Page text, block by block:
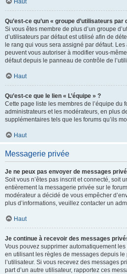
Haut
Qu’est-ce qu’un « groupe d’utilisateurs par
Si vous êtes membre de plus d’un groupe
d’utilisateurs par défaut est utilisé afin de
le rang qui vous sera assigné par défaut.
peuvent vous autoriser à modifier vous-
défaut depuis le panneau de contrôle de
Haut
Qu’est-ce que le lien « L’équipe » ?
Cette page liste les membres de l’équipe du
administrateurs et les modérateurs, en plus
supplémentaires tels que les forums qu’ils
Haut
Messagerie privée
Je ne peux pas envoyer de messages
Soit vous n’êtes pas inscrit et connecté, soit
entièrement la messagerie privée sur le
modérateur a décidé de vous empêcher
plus d’informations, veuillez contacter un
Haut
Je continue à recevoir des messages
Vous pouvez supprimer automatiquement
en utilisant les règles de messages depuis
l’utilisateur. Si vous recevez des messages
part d’un autre utilisateur, rapportez ces